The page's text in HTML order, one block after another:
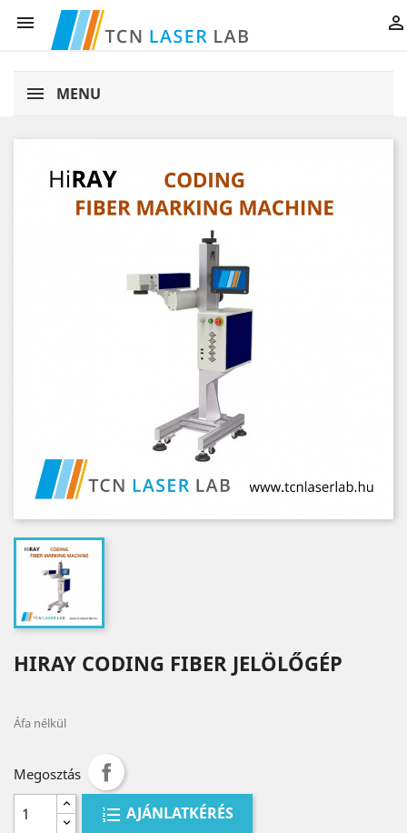
 
MENU
HIRAY CODING FIBER JELÖLŐGÉP
Áfa nélkül
Megosztás
AJÁNLATKÉRÉS